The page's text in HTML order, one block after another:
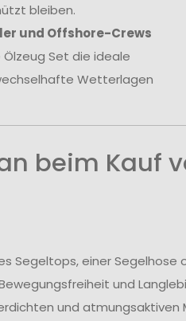
bleiben.
und Offshore-Crews
Set die ideale
Wetterlagen
beim Kauf
Segeltops, einer
und
und atmungsaktiven